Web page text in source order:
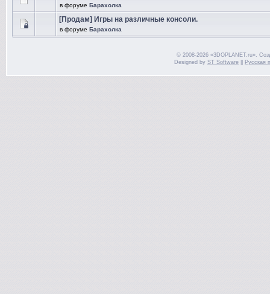
в форуме Барахолка
[Продам] Игры на различные консоли.
в форуме Барахолка
© 2008-2026 «3DOPLANET.ru».
Designed by ST Software Русская